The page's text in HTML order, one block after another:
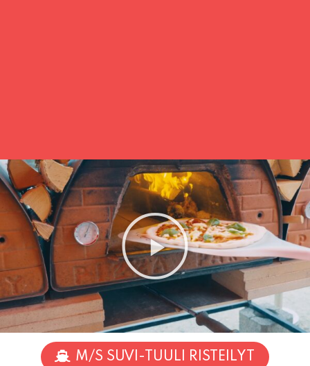
M/S SUVI-TUULI RISTEILYT